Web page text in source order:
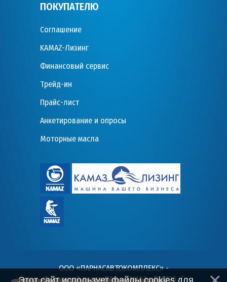
ПОКУПАТЕЛЮ
Соглашение
KAMAZ-Лизинг
Финансовый сервис
Трейд-ин
Прайс-лист
Анкетирование и опросы
Моторные масла
ООО «ПАРНАСАВТОКОМПЛЕКС» -
Дилерский центр ПАО «КАМАЗ» © 2026. /
Этот сайт использует файлы cookies для